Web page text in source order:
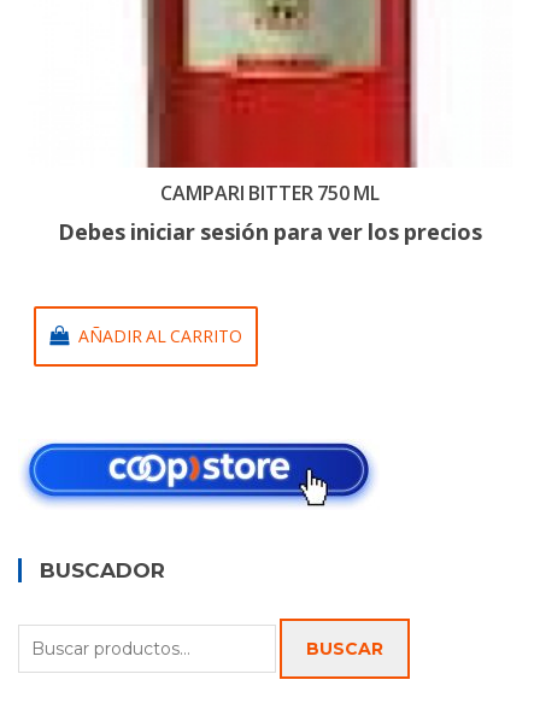
CAMPARI BITTER 750 ML
Debes iniciar sesión para ver los precios
AÑADIR AL CARRITO
BUSCADOR
Buscar
por:
BUSCAR